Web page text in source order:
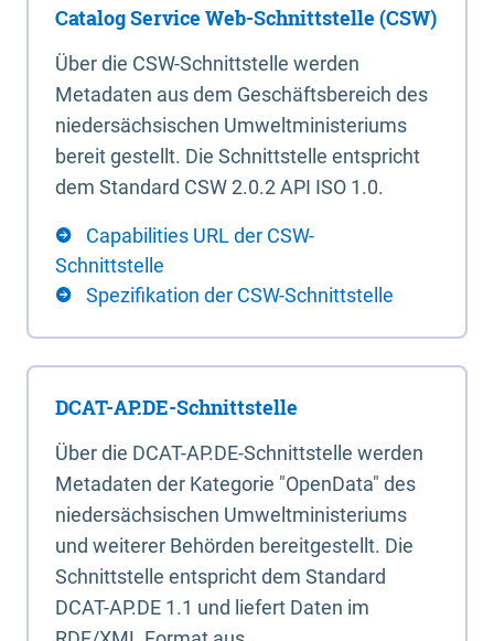
Catalog Service Web-Schnittstelle (CSW)
Über die CSW-Schnittstelle werden
Metadaten aus dem Geschäftsbereich des
niedersächsischen Umweltministeriums
bereit gestellt. Die Schnittstelle entspricht
dem Standard CSW 2.0.2 API ISO 1.0.
Capabilities URL der CSW-
Schnittstelle
Spezifikation der CSW-Schnittstelle
DCAT-AP.DE-Schnittstelle
Über die DCAT-AP.DE-Schnittstelle werden
Metadaten der Kategorie "OpenData" des
niedersächsischen Umweltministeriums
und weiterer Behörden bereitgestellt. Die
Schnittstelle entspricht dem Standard
DCAT-AP.DE 1.1 und liefert Daten im